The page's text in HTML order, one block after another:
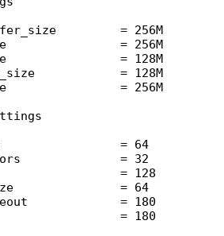
= 256M
= 256M
= 128M
= 128M
= 256M
= 64
= 32
= 128
= 64
= 180
= 180